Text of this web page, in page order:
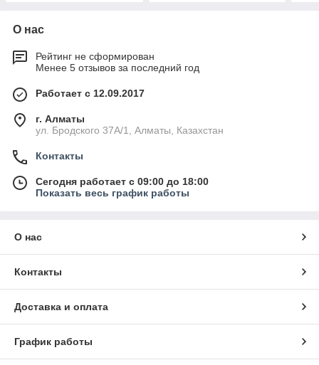
О нас
Рейтинг не сформирован
Менее 5 отзывов за последний год
Работает с 12.09.2017
г. Алматы
ул. Бродского 37А/1, Алматы, Казахстан
Контакты
Сегодня работает с 09:00 до 18:00
Показать весь график работы
О нас
Контакты
Доставка и оплата
График работы